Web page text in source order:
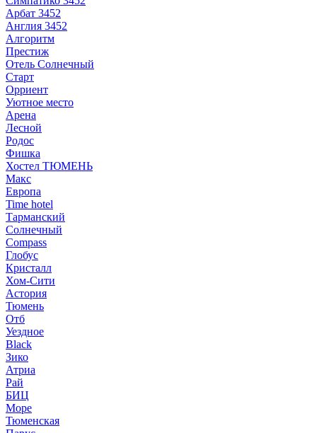
Арбат 3452
Англия 3452
Алгоритм
Престиж
Отель Солнечный
Старт
Орриент
Уютное место
Арена
Лесной
Родос
Фишка
Хостел ТЮМЕНЬ
Макс
Европа
Time hotel
Тарманский
Солнечный
Compass
Глобус
Кристалл
Хом-Сити
Астория
Тюмень
Отб
Уездное
Black
Зико
Атриа
Рай
БИЦ
Море
Тюменская